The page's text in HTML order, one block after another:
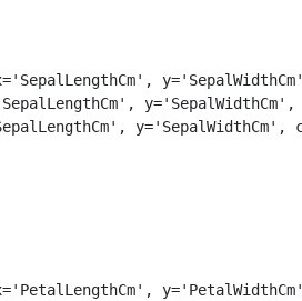
='SepalLengthCm' , y='SepalWidthCm'
, y='SepalWidthCm' ,
, y='SepalWidthCm' ,
='PetalLengthCm' , y='PetalWidthCm'